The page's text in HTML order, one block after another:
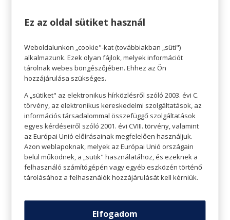
másfél adagot eszünk egy helyett.
Legjobb, ha mindent lemérünk digitális
konyhamérlegen. Nem kell minden étkezéskor
használni, de minden alkalommal, amikor új ételt
hogy pontosan tisztában legyünk az adagokkal.
Legyünk alaposak!
Ne felejtsünk el minden snacket, minden kortyot
vagy falatot rögzíteni. Igen, néhány falat is
számít! Ezért kell MINDENT, amit megeszünk,
feljegyezni. Hatalmas meglepetést okozhat, hogy
Ez az oldal sütiket használ
Weboldalunkon „cookie"-kat (továbbiakban „süti")
alkalmazunk. Ezek olyan fájlok, melyek információt
tárolnak webes böngészőjében. Ehhez az Ön
hozzájárulása szükséges.
A „sütiket" az elektronikus hírközlésről szóló 2003. évi C.
törvény, az elektronikus kereskedelmi szolgáltatások, az
információs társadalommal összefüggő szolgáltatások
egyes kérdéseiről szóló 2001. évi CVIII. törvény, valamint
az Európai Unió előírásainak megfelelően használjuk.
Azon weblapoknak, melyek az Európai Unió országain
belül működnek, a „sütik" használatához, és ezeknek a
felhasználó számítógépén vagy egyéb eszközén történő
tárolásához a felhasználók hozzájárulását kell kérniük.
Elfogadom